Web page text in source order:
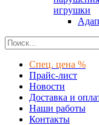
игрушки
Спец. цена %
Прайс-лист
Новости
Доставка и
Наши работы
Контакты